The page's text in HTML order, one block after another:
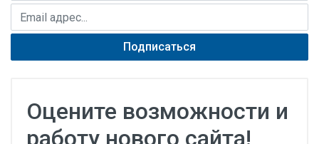
Подписаться
Оцените возможности и
работу нового сайта!